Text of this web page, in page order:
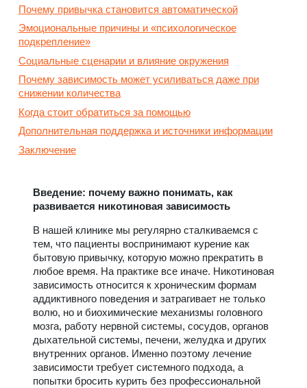
Почему привычка становится автоматической
Эмоциональные причины и «психологическое
подкрепление»
Социальные сценарии и влияние окружения
Почему зависимость может усиливаться даже при
снижении количества
Когда стоит обратиться за помощью
Дополнительная поддержка и источники информации
Заключение
Введение: почему важно понимать, как
развивается никотиновая зависимость
В нашей клинике мы регулярно сталкиваемся с
тем, что пациенты воспринимают курение как
бытовую привычку, которую можно прекратить в
любое время. На практике все иначе. Никотиновая
зависимость относится к хроническим формам
аддиктивного поведения и затрагивает не только
волю, но и биохимические механизмы головного
мозга, работу нервной системы, сосудов, органов
дыхательной системы, печени, желудка и других
внутренних органов. Именно поэтому лечение
зависимости требует системного подхода, а
попытки бросить курить без профессиональной